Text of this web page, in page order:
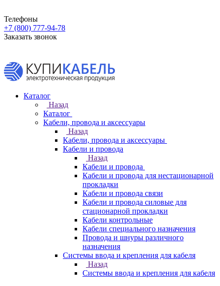
Телефоны
+7 (800) 777-94-78
Заказать звонок
Каталог
Назад
Каталог
Кабели, провода и аксессуары
Назад
Кабели, провода и аксессуары
Кабели и провода
Назад
Кабели и провода
Кабели и провода для нестационарной
прокладки
Кабели и провода связи
Кабели и провода силовые для
стационарной прокладки
Кабели контрольные
Кабели специального назначения
Провода и шнуры различного
назначения
Системы ввода и крепления для кабеля
Назад
Системы ввода и крепления для кабеля